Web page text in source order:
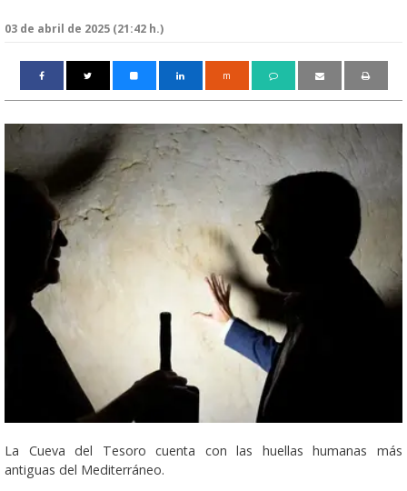
03 de abril de 2025 (21:42 h.)
m
La Cueva del Tesoro cuenta con las huellas humanas más
antiguas del Mediterráneo.